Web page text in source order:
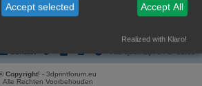
Copyright! - 3dprintforum.eu
Alle Rechten Voorbehouden
Accept selected Accept All
Realized with Klaro!